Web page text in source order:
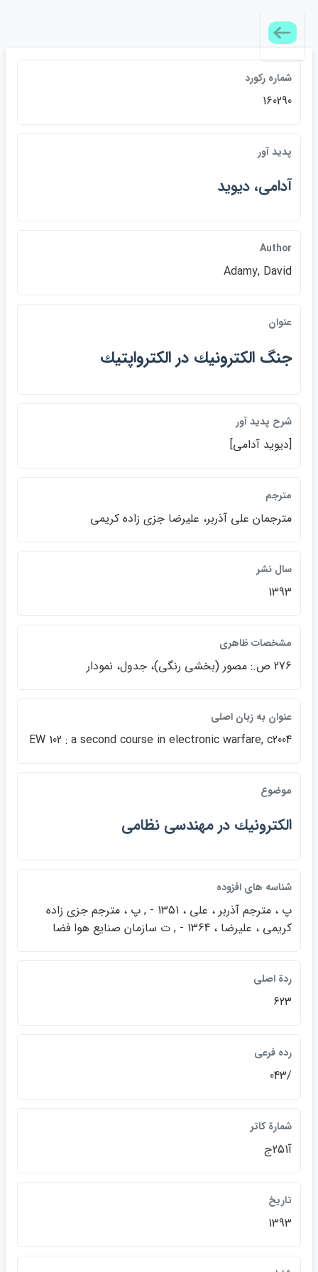
شماره ركورد
160290
پديد آور
آدامي، ديويد
Author
Adamy, David
عنوان
جنگ الكترونيك در الكترواپتيك
شرح پديد آور
[ديويد آدامي]
مترجم
مترجمان علي آذربر، عليرضا جزي زاده كريمي
سال نشر
1393
مشخصات ظاهري
276 ص.: مصور (بخشي رنگي)، جدول، نمودار
عنوان به زبان اصلي
EW 102 : a second course in electronic warfare, c2004
موضوع
الكترونيك در مهندسي نظامي
شناسه هاي افزوده
پ ، مترجم آذربر ، علي ، 1351 - , پ ، مترجم جزي زاده
كريمي ، عليرضا ، 1364 - , ت سازمان صنايع هوا فضا
ردة اصلي
623
رده فرعي
/043
شمارة كاتر
آ251ج
تاريخ
1393